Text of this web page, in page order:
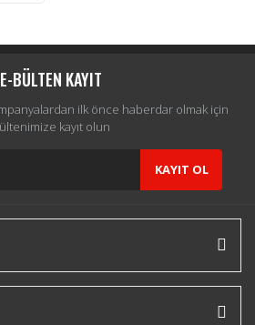
E-BÜLTEN KAYIT
ilk önce haberdar olmak için
kayıt olun
KAYIT OL